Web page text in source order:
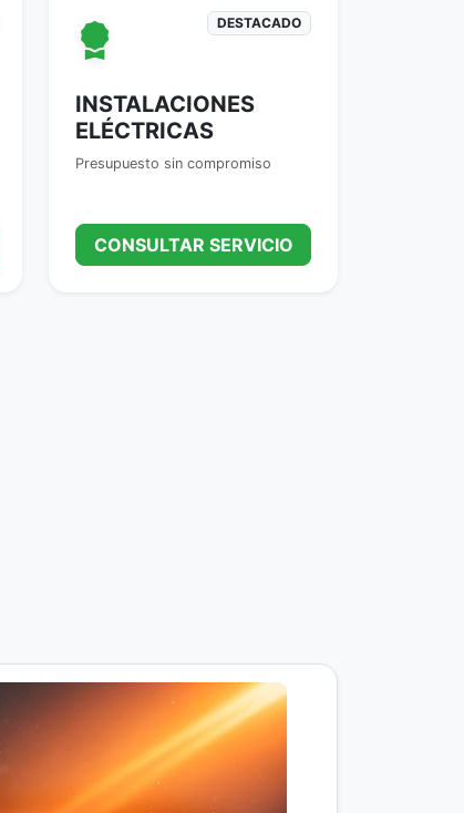
DESTACADO
INSTALACIONES
ELÉCTRICAS
Presupuesto sin compromiso
CONSULTAR SERVICIO